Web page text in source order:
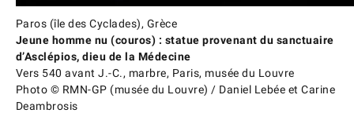
Paros (île des Cyclades), Grèce
Jeune homme nu (couros) : statue provenant du sanctuaire
d’Asclépios, dieu de la Médecine
Vers 540 avant J.-C., marbre, Paris, musée du Louvre
Photo © RMN-GP (musée du Louvre) / Daniel Lebée et Carine
Deambrosis